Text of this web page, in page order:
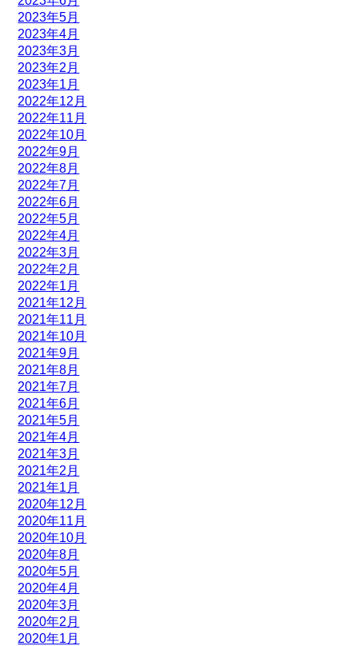
2023年5月
2023年4月
2023年3月
2023年2月
2023年1月
2022年12月
2022年11月
2022年10月
2022年9月
2022年8月
2022年7月
2022年6月
2022年5月
2022年4月
2022年3月
2022年2月
2022年1月
2021年12月
2021年11月
2021年10月
2021年9月
2021年8月
2021年7月
2021年6月
2021年5月
2021年4月
2021年3月
2021年2月
2021年1月
2020年12月
2020年11月
2020年10月
2020年8月
2020年5月
2020年4月
2020年3月
2020年2月
2020年1月